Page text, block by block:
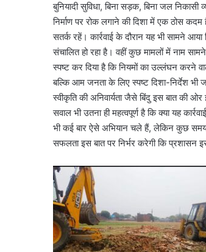
बुनियादी सुविधा, बिना सड़क, बिना जल
निर्माण पर रोक लगाने की दिशा में एक ठोस
सतर्क रहें। कार्रवाई के दौरान यह भी सामने
संचालित हो रहा है। वहीं कुछ मामलों में नाम
स्पष्ट कर दिया है कि नियमों का उल्लंघन करने
बल्कि आम जनता के लिए स्पष्ट दिशा-निर्देश
स्वीकृति की अनिवार्यता जैसे बिंदु इस बात की
सवाल भी उतना ही महत्वपूर्ण है कि क्या यह
भी कई बार ऐसे अभियान चले हैं, लेकिन कुछ समय
सफलता इस बात पर निर्भर करेगी कि प्रशासन